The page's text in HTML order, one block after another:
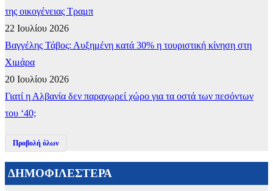
της οικογένειας Τραμπ
22 Ιουλίου 2026
Βαγγέλης Τάβος: Αυξημένη κατά 30% η τουριστική κίνηση στη
Χιμάρα
20 Ιουλίου 2026
Γιατί η Αλβανία δεν παραχωρεί χώρο για τα οστά των πεσόντων
του ‘40;
Προβολή όλων
ΔΗΜΟΦΙΛΕΣΤΕΡΑ